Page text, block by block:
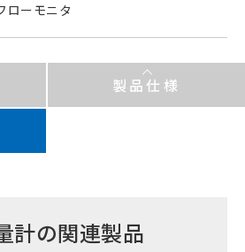
ーモニタ
製品仕様
計の関連製品